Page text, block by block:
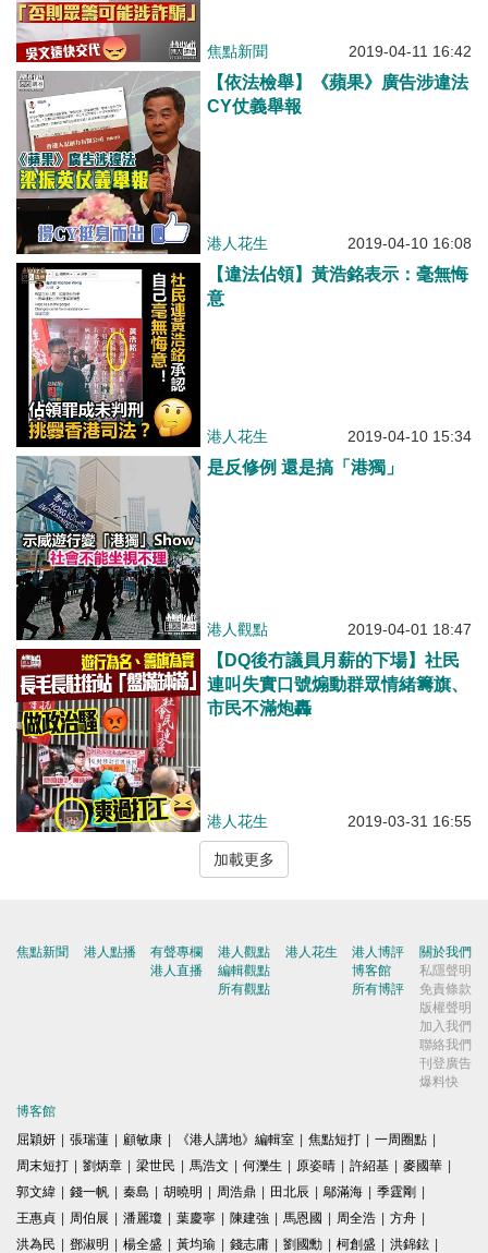
焦點新聞 2019-04-11 16:42
【依法檢舉】《蘋果》廣告涉違法
CY仗義舉報
港人花生 2019-04-10 16:08
【違法佔領】黃浩銘表示：毫無悔
意
港人花生 2019-04-10 15:34
是反修例 還是搞「港獨」
港人觀點 2019-04-01 18:47
【DQ後冇議員月薪的下場】社民
連叫失實口號煽動群眾情緒籌旗、
市民不滿炮轟
港人花生 2019-03-31 16:55
加載更多
焦點新聞 港人點播
有聲專欄
港人直播
港人觀點
編輯觀點
所有觀點
港人花生
港人博評
博客館
所有博評
關於我們
私隱聲明
免責條款
版權聲明
加入我們
聯絡我們
刊登廣告
爆料快
博客館
屈穎妍
張瑞蓮 顧敏康 《港人講地》編輯室 焦點短打 一周圈點
周末短打
劉炳章 梁世民 馬浩文 何濼生 原姿晴 許紹基 麥國華
郭文緯
錢一帆 秦島 胡曉明 周浩鼎 田北辰 鄔滿海 季霆剛
王惠貞
周伯展 潘麗瓊 葉慶寧 陳建強 馬恩國 周全浩 方舟
洪為民
鄧淑明 楊全盛 黃均瑜 錢志庸 劉國勳 柯創盛 洪錦鉉